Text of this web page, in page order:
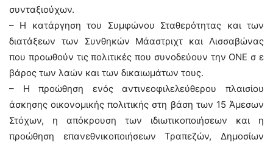
συνταξιούχων.
– Η κατάργηση του Συμφώνου Σταθερότητας και των
διατάξεων των Συνθηκών Μάαστριχτ και Λισσαβώνας
που προωθούν τις πολιτικές που συνοδεύουν την ΟΝΕ σ ε
βάρος των λαών και των δικαιωμάτων τους.
– Η προώθηση ενός αντινεοφιλελεύθερου πλαισίου
άσκησης οικονομικής πολιτικής στη βάση των 15 Άμεσων
Στόχων, η απόκρουση των ιδιωτικοποιήσεων και η
προώθηση επανεθνικοποιήσεων Τραπεζών, Δημοσίων